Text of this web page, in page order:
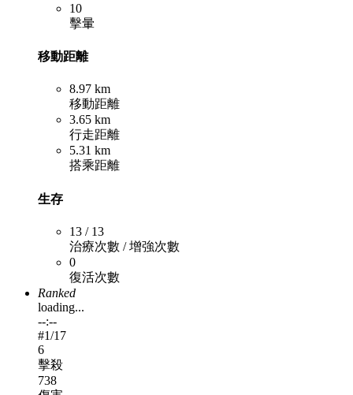
10
擊暈
移動距離
8.97 km
移動距離
3.65 km
行走距離
5.31 km
搭乘距離
生存
13 / 13
治療次數 / 增強次數
0
復活次數
Ranked
loading...
--:--
#1/17
6
擊殺
738